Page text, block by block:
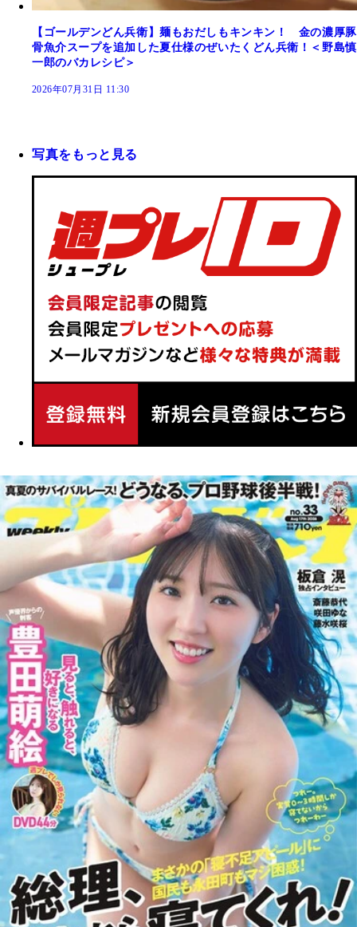
【ゴールデンどん兵衛】麺もおだしもキンキン！ 金の濃厚豚
骨魚介スープを追加した夏仕様のぜいたくどん兵衛！＜野島慎
一郎のバカレシピ＞
2026年07月31日 11:30
写真をもっと見る